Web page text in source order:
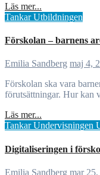
Läs mer...
TankarUtbildningen
Förskolan – barnens
Emilia Sandberg maj 4,
Förskolan ska vara barnens arena, men tar vi vuxna för mycket plats? Närvaro i leken, lyhördhet och anpassade material kan gynna barnen. Genom att vara på golvet och engagera oss i leken skapar vi bättre
förutsättningar. Hur kan
Läs mer...
TankarUndervisningen
Digitaliseringen i
Emilia Sandberg mar